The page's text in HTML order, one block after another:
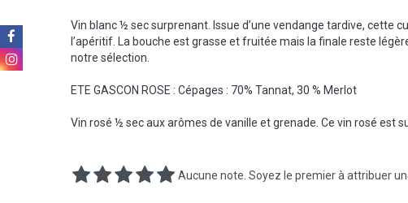
Vin blanc ½ sec surprenant. Issue d’une vendange tardive, cette
l’apéritif. La bouche est grasse et fruitée mais la finale reste
notre sélection.
ETE GASCON ROSE : Cépages : 70% Tannat, 30 % Merlot
Vin rosé ½ sec aux arômes de vanille et grenade. Ce vin rosé est
Aucune note. Soyez le premier à attribuer